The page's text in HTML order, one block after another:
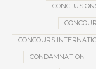
CONCOURS
CONDAMNATION